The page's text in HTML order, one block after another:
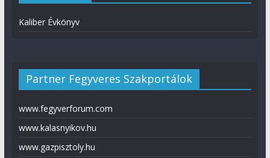
Kaliber Évkönyv
Partner Fegyveres Szakportálok
www.fegyverforum.com
www.kalasnyikov.hu
www.gazpisztoly.hu